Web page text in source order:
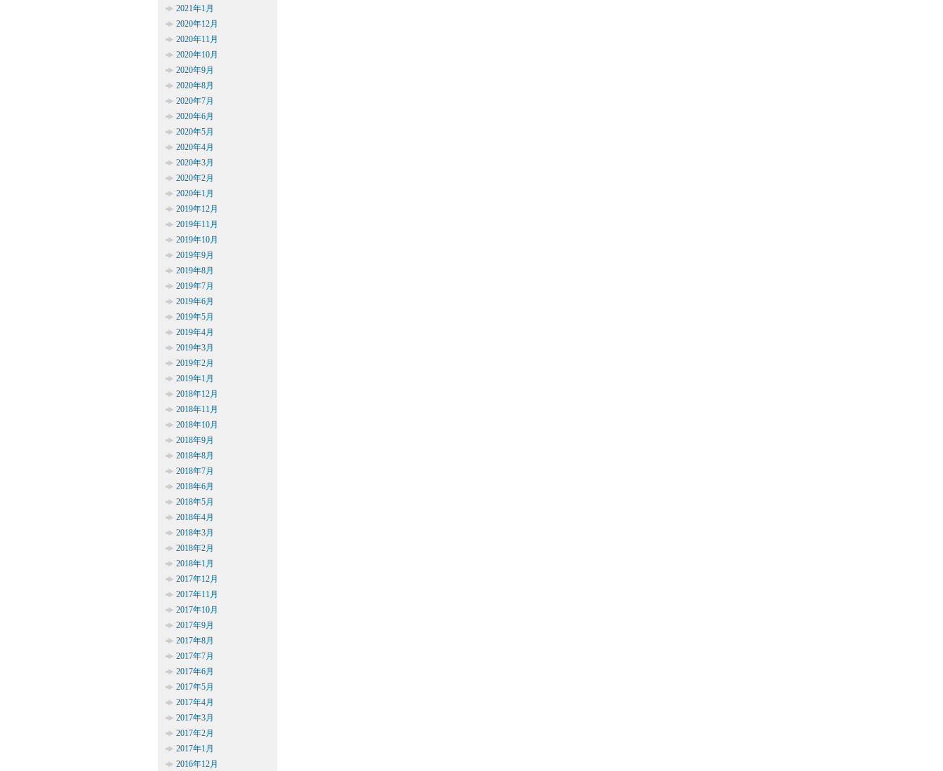
2021年1月
2020年12月
2020年11月
2020年10月
2020年9月
2020年8月
2020年7月
2020年6月
2020年5月
2020年4月
2020年3月
2020年2月
2020年1月
2019年12月
2019年11月
2019年10月
2019年9月
2019年8月
2019年7月
2019年6月
2019年5月
2019年4月
2019年3月
2019年2月
2019年1月
2018年12月
2018年11月
2018年10月
2018年9月
2018年8月
2018年7月
2018年6月
2018年5月
2018年4月
2018年3月
2018年2月
2018年1月
2017年12月
2017年11月
2017年10月
2017年9月
2017年8月
2017年7月
2017年6月
2017年5月
2017年4月
2017年3月
2017年2月
2017年1月
2016年12月